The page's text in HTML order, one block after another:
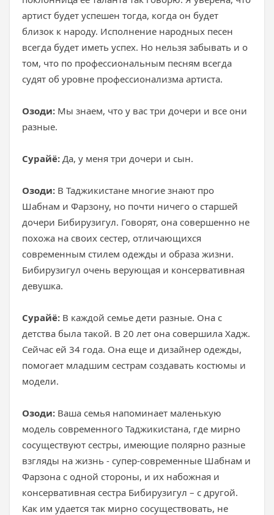
артист будет успешен тогда, когда он будет
близок к народу. Исполнение народных песен
всегда будет иметь успех. Но нельзя забывать и о
том, что по профессиональным песням всегда
судят об уровне профессионализма артиста.
Озоди: Мы знаем, что у вас три дочери и все они
разные.
Сурайё: Да, у меня три дочери и сын.
Озоди: В Таджикистане многие знают про
Шабнам и Фарзону, но почти ничего о старшей
дочери Бибирузигул. Говорят, она совершенно не
похожа на своих сестер, отличающихся
современным стилем одежды и образа жизни.
Бибирузигул очень верующая и консервативная
девушка.
Сурайё: В каждой семье дети разные. Она с
детства была такой. В 20 лет она совершила Хадж.
Сейчас ей 34 года. Она еще и дизайнер одежды,
помогает младшим сестрам создавать костюмы и
модели.
Озоди: Ваша семья напоминает маленькую
модель современного Таджикистана, где мирно
сосуществуют сестры, имеющие полярно разные
взгляды на жизнь - супер-современные Шабнам и
Фарзона с одной стороны, и их набожная и
консервативная сестра Бибирузигул – с другой.
Как им удается так мирно сосуществовать, не